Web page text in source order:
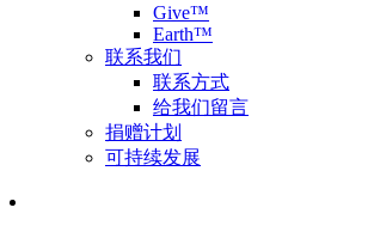
Give™
Earth™
联系我们
联系方式
给我们留言
捐赠计划
可持续发展